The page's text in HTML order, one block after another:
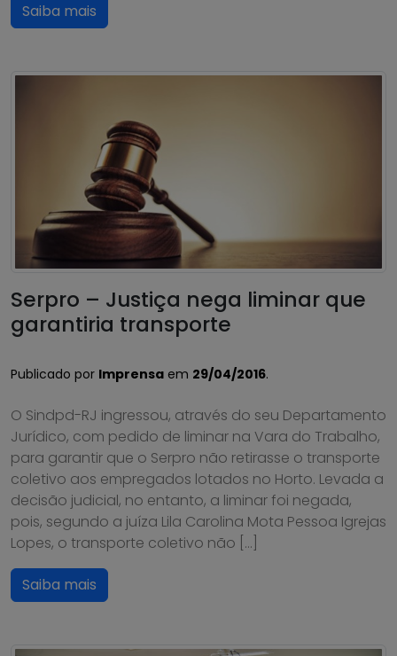
Saiba mais
Serpro – Justiça nega liminar que
garantiria transporte
Publicado por Imprensa em 29/04/2016.
O Sindpd-RJ ingressou, através do seu Departamento
Jurídico, com pedido de liminar na Vara do Trabalho,
para garantir que o Serpro não retirasse o transporte
coletivo aos empregados lotados no Horto. Levada a
decisão judicial, no entanto, a liminar foi negada,
pois, segundo a juíza Lila Carolina Mota Pessoa Igrejas
Lopes, o transporte coletivo não […]
Saiba mais